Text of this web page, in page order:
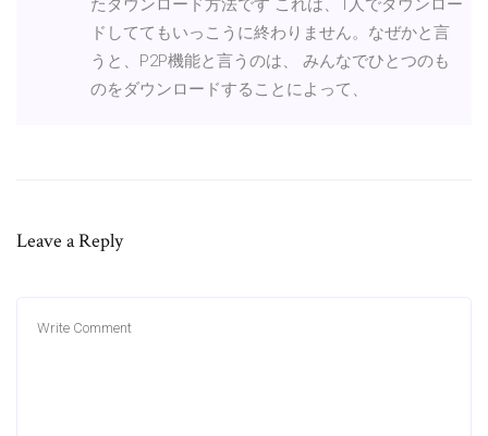
たダウンロード方法です これは、1人でダウンロー
ドしててもいっこうに終わりません。なぜかと言
うと、P2P機能と言うのは、 みんなでひとつのも
のをダウンロードすることによって、
Leave a Reply